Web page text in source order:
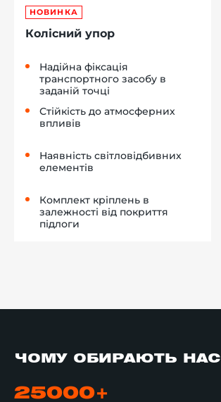
НОВИНКА
Колісний упор
Надійна фіксація
транспортного засобу в
заданій точці
Стійкість до атмосферних
впливів
Наявність світловідбивних
елементів
Комплект кріплень в
залежності від покриття
підлоги
ЧОМУ ОБИРАЮТЬ НАС
25000+